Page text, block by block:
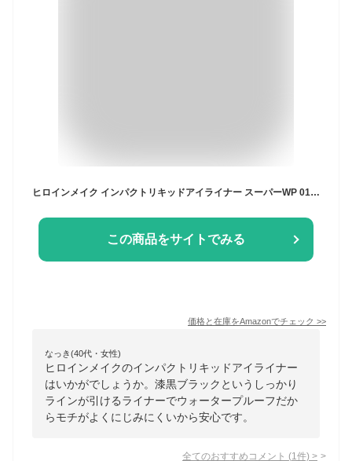
ヒロインメイク インパクトリキッドアイライナー スーパーWP 01 漆黒ブラック 2.5g つぼ型 ウォータープルーフ処方
この商品をサイトでみる
価格と在庫をAmazonでチェック >>
なっき(40代・女性)
ヒロインメイクのインパクトリキッドアイライナー
はいかがでしょうか。漆黒ブラックというしっかり
ラインが引けるライナーでウォータープルーフだか
らモチがよくにじみにくいから安心です。
全てのおすすめコメント (1 件) >